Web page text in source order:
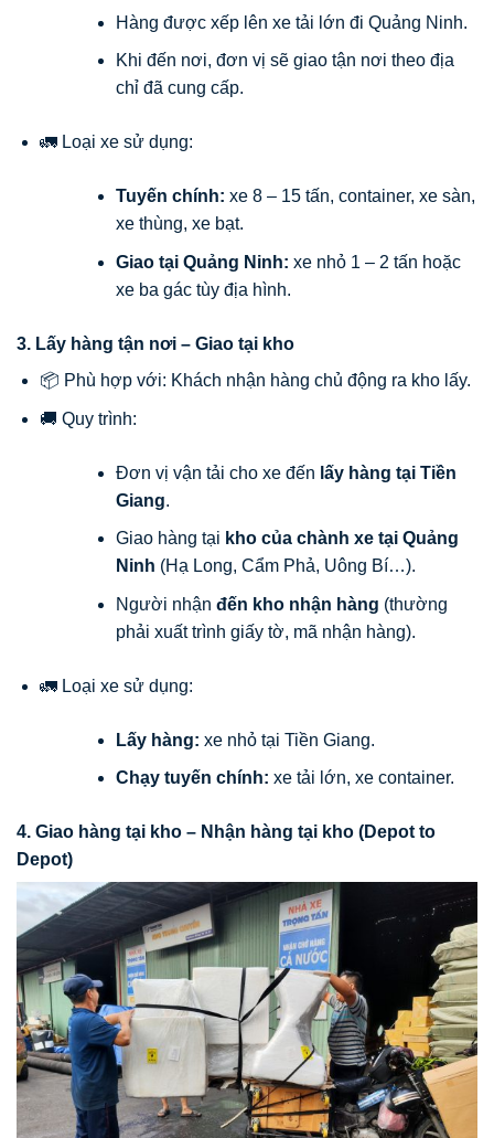
Hàng được xếp lên xe tải lớn đi Quảng Ninh.
Khi đến nơi, đơn vị sẽ giao tận nơi theo địa
chỉ đã cung cấp.
🚛 Loại xe sử dụng:
Tuyến chính: xe 8 – 15 tấn, container, xe sàn,
xe thùng, xe bạt.
Giao tại Quảng Ninh: xe nhỏ 1 – 2 tấn hoặc
xe ba gác tùy địa hình.
3. Lấy hàng tận nơi – Giao tại kho
📦 Phù hợp với: Khách nhận hàng chủ động ra kho lấy.
🚚 Quy trình:
Đơn vị vận tải cho xe đến lấy hàng tại Tiền
Giang.
Giao hàng tại kho của chành xe tại Quảng
Ninh (Hạ Long, Cẩm Phả, Uông Bí…).
Người nhận đến kho nhận hàng (thường
phải xuất trình giấy tờ, mã nhận hàng).
🚛 Loại xe sử dụng:
Lấy hàng: xe nhỏ tại Tiền Giang.
Chạy tuyến chính: xe tải lớn, xe container.
4. Giao hàng tại kho – Nhận hàng tại kho (Depot to
Depot)